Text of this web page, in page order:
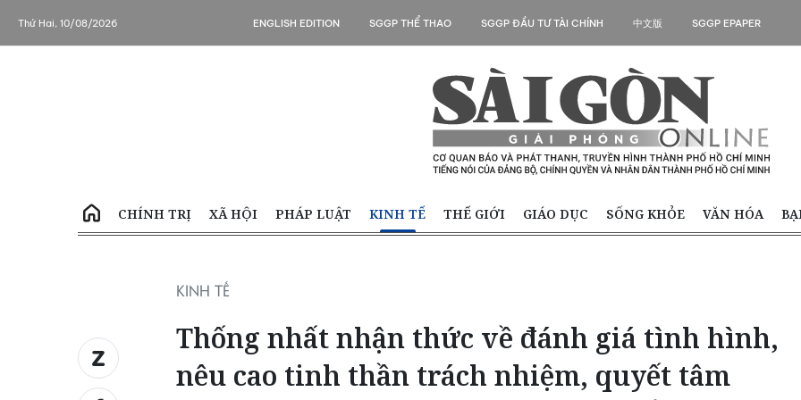
Thứ Hai, 10/08/2026 ENGLISH EDITION SGGP THỂ THAO SGGP ĐẦU TƯ TÀI CHÍNH 中文版 SGGP EPAPER
CHÍNH TRỊ XÃ HỘI PHÁP LUẬT KINH TẾ THẾ GIỚI GIÁO DỤC SỐNG KHỎE VĂN HÓA
KINH TẾ
Thống nhất nhận thức về đánh giá tình hình,
nêu cao tinh thần trách nhiệm, quyết tâm